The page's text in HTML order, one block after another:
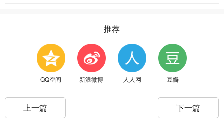
推荐
QQ空间 新浪微博 人人网 豆瓣
上一篇 下一篇